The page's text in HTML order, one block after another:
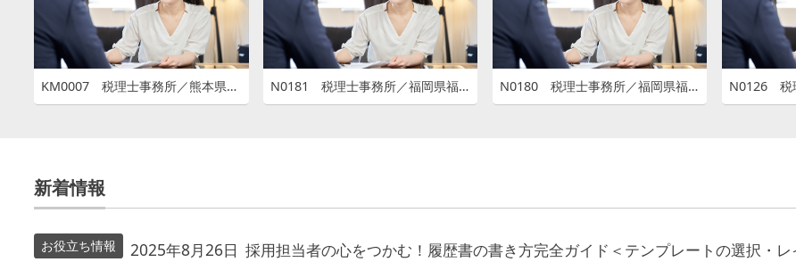
KM0007 税理士事務所／熊本県天草市北原町 N0181 税理士事務所／福岡県福岡市中央区大名 N0180 税理士事務所／福岡県福岡市中央区高砂
新着情報
お役立ち情報 2025年8月26日 採用担当者の心をつかむ！履歴書の書き方完全ガイド＜テンプレートの選択・レ